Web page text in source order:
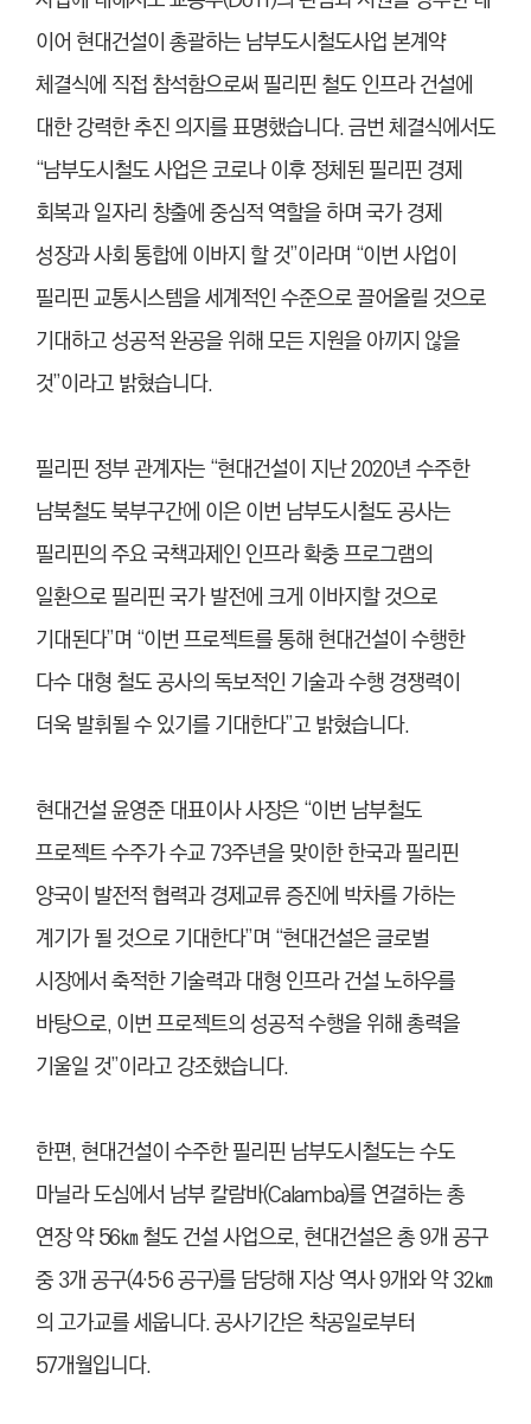
이어 현대건설이 총괄하는 남부도시철도사업 본계약
체결식에 직접 참석함으로써 필리핀 철도 인프라 건설에
대한 강력한 추진 의지를 표명했습니다.금번 체결식에서도
“남부도시철도 사업은 코로나 이후 정체된 필리핀 경제
회복과 일자리 창출에 중심적 역할을 하며 국가 경제
성장과 사회 통합에 이바지 할 것”이라며 “이번 사업이
필리핀 교통시스템을 세계적인 수준으로 끌어올릴 것으로
기대하고 성공적 완공을 위해 모든 지원을 아끼지 않을
것”이라고 밝혔습니다.
필리핀 정부 관계자는 “현대건설이 지난 2020년 수주한
남북철도 북부구간에 이은 이번 남부도시철도 공사는
필리핀의 주요 국책과제인 인프라 확충 프로그램의
일환으로 필리핀 국가 발전에 크게 이바지할 것으로
기대된다”며 “이번 프로젝트를 통해 현대건설이 수행한
다수 대형 철도 공사의 독보적인 기술과 수행 경쟁력이
더욱 발휘될 수 있기를 기대한다”고 밝혔습니다.
현대건설 윤영준 대표이사 사장은 “이번 남부철도
프로젝트 수주가 수교 73주년을 맞이한 한국과 필리핀
양국이 발전적 협력과 경제교류 증진에 박차를 가하는
계기가 될 것으로 기대한다”며 “현대건설은 글로벌
시장에서 축적한 기술력과 대형 인프라 건설 노하우를
바탕으로, 이번 프로젝트의 성공적 수행을 위해 총력을
기울일 것”이라고 강조했습니다.
한편, 현대건설이 수주한 필리핀 남부도시철도는 수도
마닐라 도심에서 남부 칼람바(Calamba)를 연결하는 총
연장 약 56㎞ 철도 건설 사업으로, 현대건설은 총 9개 공구
중 3개 공구(4·5·6 공구)를 담당해 지상 역사 9개와 약 32㎞
의 고가교를 세웁니다. 공사기간은 착공일로부터
57개월입니다.